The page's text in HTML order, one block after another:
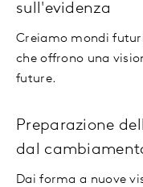
sull'evidenza
Creiamo mondi
che offrono una
future.
Preparazione
dal
Dai forma a nuove